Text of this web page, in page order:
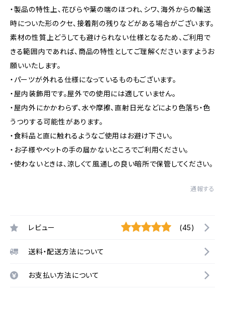
・製品の特性上、花びらや葉の端のほつれ、シワ、海外からの輸送
時についた形のクセ、接着剤の残りなどがある場合がございます。
素材の性質上どうしても避けられない仕様となるため、ご利用で
きる範囲内であれば、商品の特性としてご理解くださいますようお
願いいたします。
・パーツが外れる仕様になっているものもございます。
・屋内装飾用です。屋外での使用には適していません。
・屋内外にかかわらず、水や摩擦、直射日光などにより色落ち・色
うつりする可能性があります。
・食料品と直に触れるようなご使用はお避け下さい。
・お子様やペットの手の届かないところでご利用ください。
・使わないときは、涼しくて風通しの良い暗所で保管してください。
通報する
レビュー (45)
送料・配送方法について
お支払い方法について